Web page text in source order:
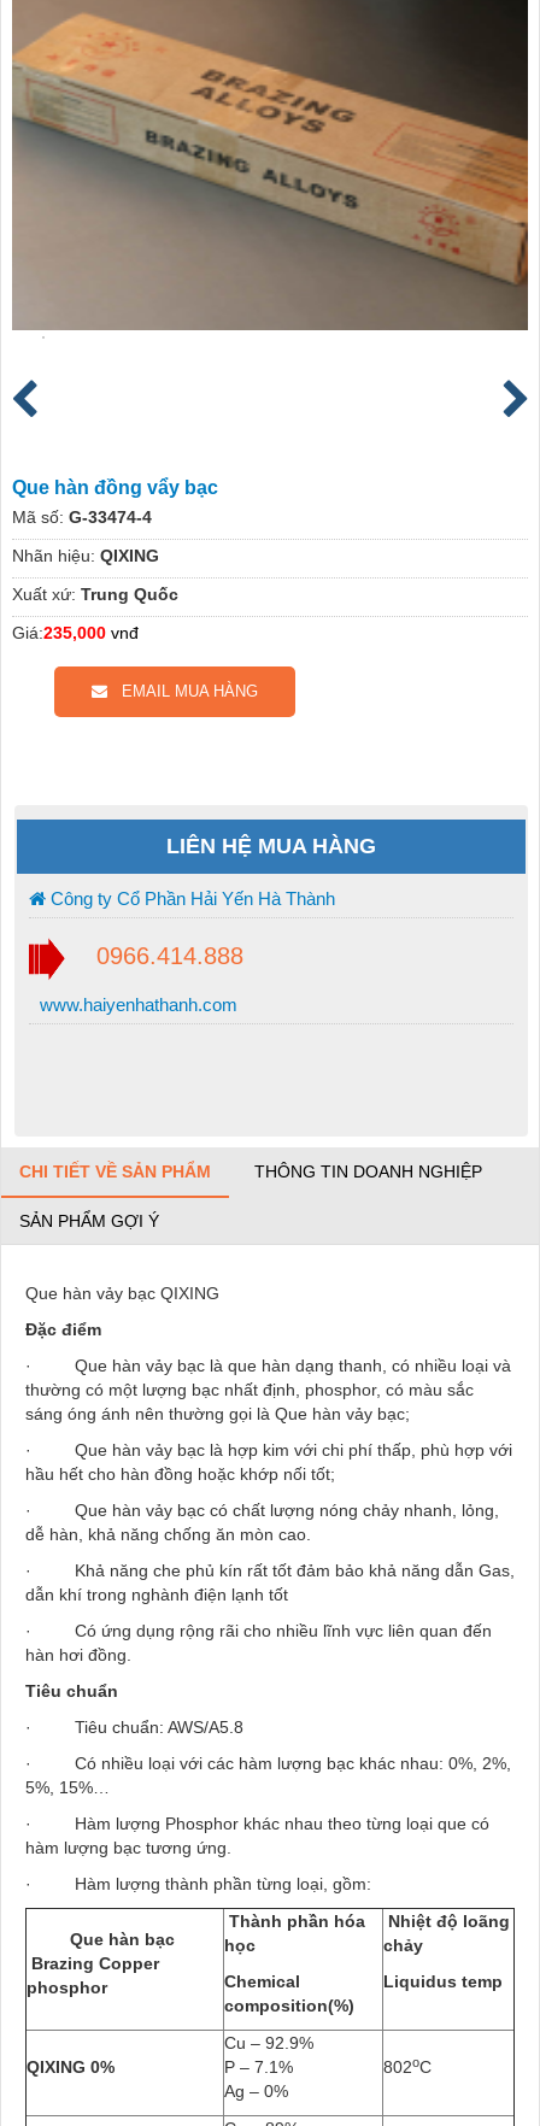
Que hàn đồng vẩy bạc
Mã số: G-33474-4
Nhãn hiệu: QIXING
Xuất xứ: Trung Quốc
Giá:235,000 vnđ
EMAIL MUA HÀNG
LIÊN HỆ MUA HÀNG
Công ty Cổ Phần Hải Yến Hà Thành
0966.414.888
www.haiyenhathanh.com
CHI TIẾT VỀ SẢN PHẨM THÔNG TIN DOANH NGHIỆP
SẢN PHẨM GỢI Ý
Que hàn vảy bạc QIXING
Đặc điểm
· Que hàn vảy bạc là que hàn dạng thanh, có nhiều loại và
thường có một lượng bạc nhất định, phosphor, có màu sắc
sáng óng ánh nên thường gọi là Que hàn vảy bạc;
· Que hàn vảy bạc là hợp kim với chi phí thấp, phù hợp với
hầu hết cho hàn đồng hoặc khớp nối tốt;
· Que hàn vảy bạc có chất lượng nóng chảy nhanh, lỏng,
dễ hàn, khả năng chống ăn mòn cao.
· Khả năng che phủ kín rất tốt đảm bảo khả năng dẫn Gas,
dẫn khí trong nghành điện lạnh tốt
· Có ứng dụng rộng rãi cho nhiều lĩnh vực liên quan đến
hàn hơi đồng.
Tiêu chuẩn
· Tiêu chuẩn: AWS/A5.8
· Có nhiều loại với các hàm lượng bạc khác nhau: 0%, 2%,
5%, 15%…
· Hàm lượng Phosphor khác nhau theo từng loại que có
hàm lượng bạc tương ứng.
· Hàm lượng thành phần từng loại, gồm:
Que hàn bạc
Brazing Copper
phosphor
Thành phần hóa
học
Chemical
composition(%)
Nhiệt độ loãng
chảy
Liquidus temp
QIXING 0%
Cu – 92.9%
P – 7.1%
Ag – 0%
802oC